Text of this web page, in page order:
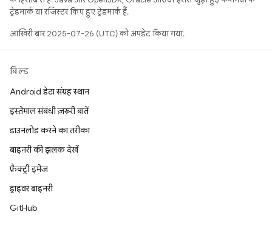
ट्रेडमार्क या रजिस्टर किए हुए ट्रेडमार्क हैं.
आखिरी बार 2025-07-26 (UTC) को अपडेट किया गया.
बिल्ड
Android डेटा संग्रह स्थान
इस्तेमाल संबंधी ज़रूरी बातें
डाउनलोड करने का तरीका
बाइनरी की झलक देखें
फ़ैक्ट्री इमेज
ड्राइवर बाइनरी
GitHub